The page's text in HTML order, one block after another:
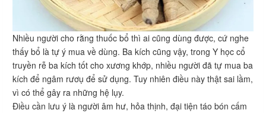
Nhiều người cho rằng thuốc bổ thì ai cũng dùng được, cứ nghe
thấy bổ là tự ý mua về dùng. Ba kích cũng vậy, trong Y học cổ
truyền rễ ba kích tốt cho xương khớp, nhiều người đã tự mua ba
kích để ngâm rươụ để sử dụng. Tuy nhiên điều này thật sai lầm,
vì có thể gây ra những hệ lụy.
Điều cần lưu ý là người âm hư, hỏa thịnh, đại tiện táo bón cấm